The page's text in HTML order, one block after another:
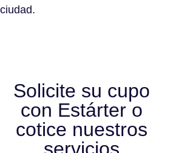
ciudad.
Solicite su cupo
con Estárter o
cotice nuestros